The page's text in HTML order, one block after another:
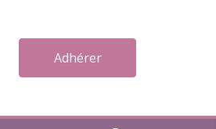
Adhérer